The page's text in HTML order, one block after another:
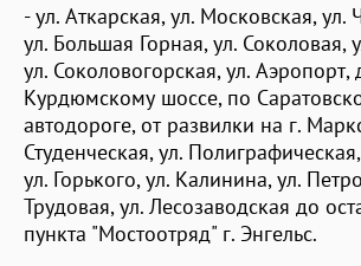
- ул. Аткарская, ул. Московская,
ул. Большая Горная, ул. Соколовая,
ул. Соколовогорская, ул. Аэропорт,
Курдюмскому шоссе, по
автодороге, от развилки на г.
Студенческая, ул.
ул. Горького, ул. Калинина, ул.
Трудовая, ул. Лесозаводская до
пункта "Мостоотряд" г. Энгельс.